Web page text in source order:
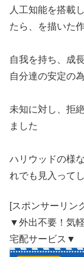
人工知能を搭載
たら、を描いた
自我を持ち、成
自分達の安定の
未知に対し、拒
ました
ハリウッドの様
れでも見入って
[スポンサーリン
▼外出不要！気
宅配サービス▼